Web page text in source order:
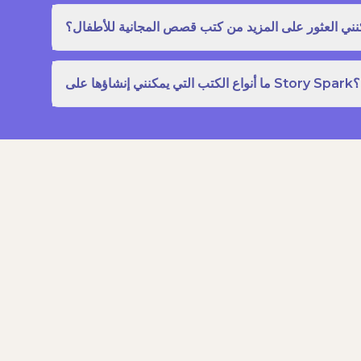
العثور على المزيد من كتب قصص المجانية للأطفال؟
ما أنواع الكتب التي يمكنني إنشاؤها على Story Spark؟